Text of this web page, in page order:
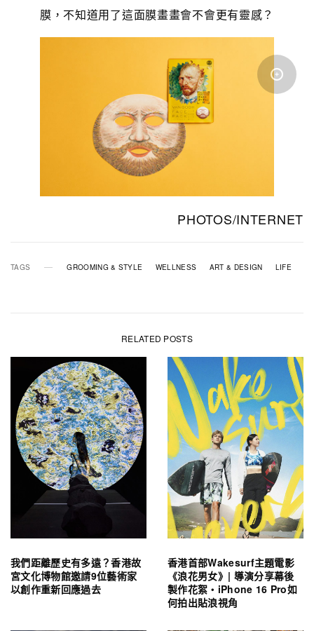
膜，不知道用了這面膜畫畫會不會更有靈感？
PHOTOS/INTERNET
TAGS GROOMING & STYLE WELLNESS ART & DESIGN LIFE
RELATED POSTS
我們距離歷史有多遠？香港故
宮文化博物館邀請9位藝術家
以創作重新回應過去
香港首部Wakesurf主題電影
《浪花男女》| 導演分享幕後
製作花絮・iPhone 16 Pro如
何拍出貼浪視角